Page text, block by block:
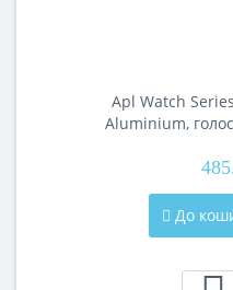
Apl Watch
Aluminium,
До